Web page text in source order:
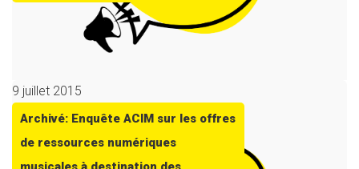
9 juillet 2015
Archivé: Enquête ACIM sur les offres
de ressources numériques